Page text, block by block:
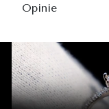
Opinie